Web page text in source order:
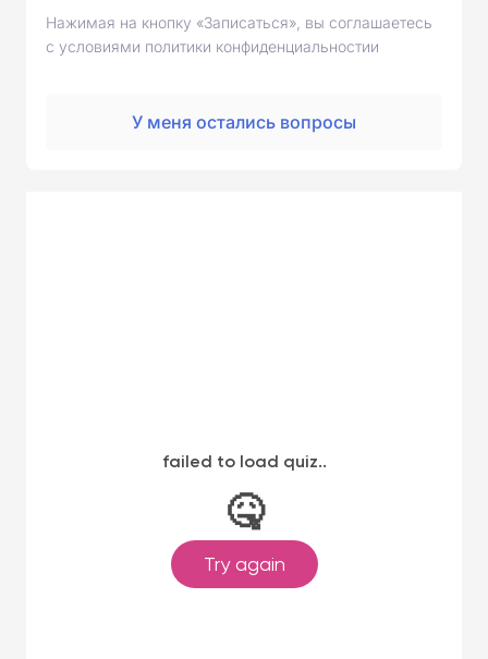
Нажимая на кнопку «Записаться», вы соглашаетесь
с условиями политики конфиденциальностии
У меня остались вопросы